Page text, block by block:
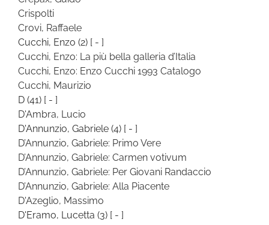
Crispolti
Crovi, Raffaele
Cucchi, Enzo (2) [ - ]
Cucchi, Enzo: La più bella galleria d’Italia
Cucchi, Enzo: Enzo Cucchi 1993 Catalogo
Cucchi, Maurizio
D (41) [ - ]
D'Ambra, Lucio
D'Annunzio, Gabriele (4) [ - ]
D’Annunzio, Gabriele: Primo Vere
D’Annunzio, Gabriele: Carmen votivum
D’Annunzio, Gabriele: Per Giovani Randaccio
D’Annunzio, Gabriele: Alla Piacente
D'Azeglio, Massimo
D'Eramo, Lucetta (3) [ - ]